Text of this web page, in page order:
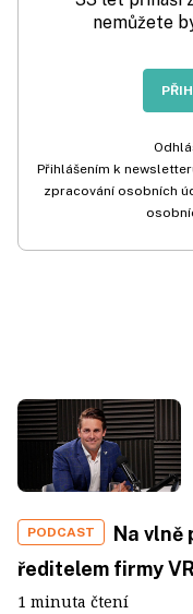
nemůžete
Přihlášením k
zpracování osobních
PODCAST
Na vlně
ředitelem firmy
1 minuta čtení